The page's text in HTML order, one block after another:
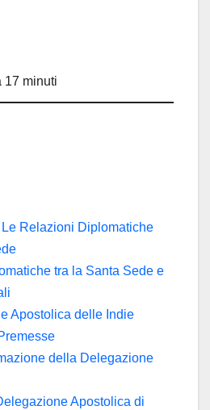
17 minuti
Le Relazioni Diplomatiche
tra la Santa Sede e
Apostolica delle Indie
della Delegazione
Apostolica di